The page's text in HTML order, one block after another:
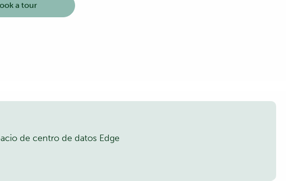
a tour
de centro de datos Edge